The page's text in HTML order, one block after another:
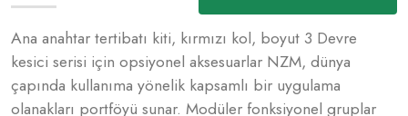
Ana anahtar tertibatı kiti, kırmızı kol, boyut 3 Devre
kesici serisi için opsiyonel aksesuarlar NZM, dünya
çapında kullanıma yönelik kapsamlı bir uygulama
olanakları portföyü sunar. Modüler fonksiyonel gruplar